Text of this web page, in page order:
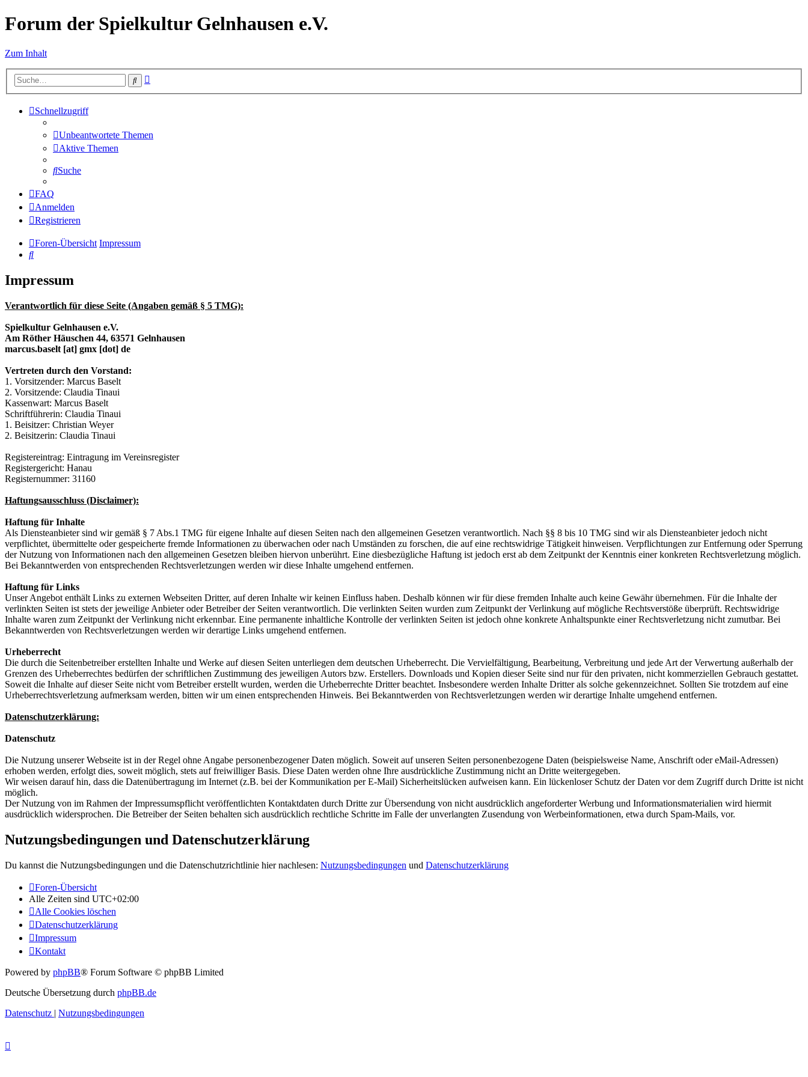
Forum der Spielkultur Gelnhausen e.V.
Zum Inhalt
Suche
Schnellzugriff
Unbeantwortete Themen
Aktive Themen
Suche
FAQ
Anmelden
Registrieren
Foren-Übersicht Impressum
Suche
Impressum
Verantwortlich für diese Seite (Angaben gemäß § 5 TMG):
Spielkultur Gelnhausen e.V.
Am Röther Häuschen 44, 63571 Gelnhausen
marcus.baselt [at] gmx [dot] de
Vertreten durch den Vorstand:
1. Vorsitzender: Marcus Baselt
2. Vorsitzende: Claudia Tinaui
Kassenwart: Marcus Baselt
Schriftführerin: Claudia Tinaui
1. Beisitzer: Christian Weyer
2. Beisitzerin: Claudia Tinaui
Registereintrag: Eintragung im Vereinsregister
Registergericht: Hanau
Registernummer: 31160
Haftungsausschluss (Disclaimer):
Haftung für Inhalte
Als Diensteanbieter sind wir gemäß § 7 Abs.1 TMG für eigene Inhalte auf diesen Seiten nach den allgemeinen Gesetzen verantwortlich. Nach §§ 8 bis 10 TMG sind wir als Diensteanbieter jedoch nicht
verpflichtet, übermittelte oder gespeicherte fremde Informationen zu überwachen oder nach Umständen zu forschen, die auf eine rechtswidrige Tätigkeit hinweisen. Verpflichtungen zur Entfernung oder Sperrung
der Nutzung von Informationen nach den allgemeinen Gesetzen bleiben hiervon unberührt. Eine diesbezügliche Haftung ist jedoch erst ab dem Zeitpunkt der Kenntnis einer konkreten Rechtsverletzung möglich.
Bei Bekanntwerden von entsprechenden Rechtsverletzungen werden wir diese Inhalte umgehend entfernen.
Haftung für Links
Unser Angebot enthält Links zu externen Webseiten Dritter, auf deren Inhalte wir keinen Einfluss haben. Deshalb können wir für diese fremden Inhalte auch keine Gewähr übernehmen. Für die Inhalte der
verlinkten Seiten ist stets der jeweilige Anbieter oder Betreiber der Seiten verantwortlich. Die verlinkten Seiten wurden zum Zeitpunkt der Verlinkung auf mögliche Rechtsverstöße überprüft. Rechtswidrige
Inhalte waren zum Zeitpunkt der Verlinkung nicht erkennbar. Eine permanente inhaltliche Kontrolle der verlinkten Seiten ist jedoch ohne konkrete Anhaltspunkte einer Rechtsverletzung nicht zumutbar. Bei
Bekanntwerden von Rechtsverletzungen werden wir derartige Links umgehend entfernen.
Urheberrecht
Die durch die Seitenbetreiber erstellten Inhalte und Werke auf diesen Seiten unterliegen dem deutschen Urheberrecht. Die Vervielfältigung, Bearbeitung, Verbreitung und jede Art der Verwertung außerhalb der
Grenzen des Urheberrechtes bedürfen der schriftlichen Zustimmung des jeweiligen Autors bzw. Erstellers. Downloads und Kopien dieser Seite sind nur für den privaten, nicht kommerziellen Gebrauch gestattet.
Soweit die Inhalte auf dieser Seite nicht vom Betreiber erstellt wurden, werden die Urheberrechte Dritter beachtet. Insbesondere werden Inhalte Dritter als solche gekennzeichnet. Sollten Sie trotzdem auf eine
Urheberrechtsverletzung aufmerksam werden, bitten wir um einen entsprechenden Hinweis. Bei Bekanntwerden von Rechtsverletzungen werden wir derartige Inhalte umgehend entfernen.
Datenschutzerklärung:
Datenschutz
Die Nutzung unserer Webseite ist in der Regel ohne Angabe personenbezogener Daten möglich. Soweit auf unseren Seiten personenbezogene Daten (beispielsweise Name, Anschrift oder eMail-Adressen)
erhoben werden, erfolgt dies, soweit möglich, stets auf freiwilliger Basis. Diese Daten werden ohne Ihre ausdrückliche Zustimmung nicht an Dritte weitergegeben.
Wir weisen darauf hin, dass die Datenübertragung im Internet (z.B. bei der Kommunikation per E-Mail) Sicherheitslücken aufweisen kann. Ein lückenloser Schutz der Daten vor dem Zugriff durch Dritte ist nicht
möglich.
Der Nutzung von im Rahmen der Impressumspflicht veröffentlichten Kontaktdaten durch Dritte zur Übersendung von nicht ausdrücklich angeforderter Werbung und Informationsmaterialien wird hiermit
ausdrücklich widersprochen. Die Betreiber der Seiten behalten sich ausdrücklich rechtliche Schritte im Falle der unverlangten Zusendung von Werbeinformationen, etwa durch Spam-Mails, vor.
Nutzungsbedingungen und Datenschutzerklärung
Du kannst die Nutzungsbedingungen und die Datenschutzrichtlinie hier nachlesen: Nutzungsbedingungen und Datenschutzerklärung
Foren-Übersicht
Alle Zeiten sind UTC+02:00
Alle Cookies löschen
Datenschutzerklärung
Impressum
Kontakt
Powered by phpBB® Forum Software © phpBB Limited
Deutsche Übersetzung durch phpBB.de
Datenschutz | Nutzungsbedingungen